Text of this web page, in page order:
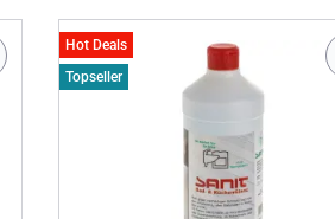
Hot Deals
Topseller